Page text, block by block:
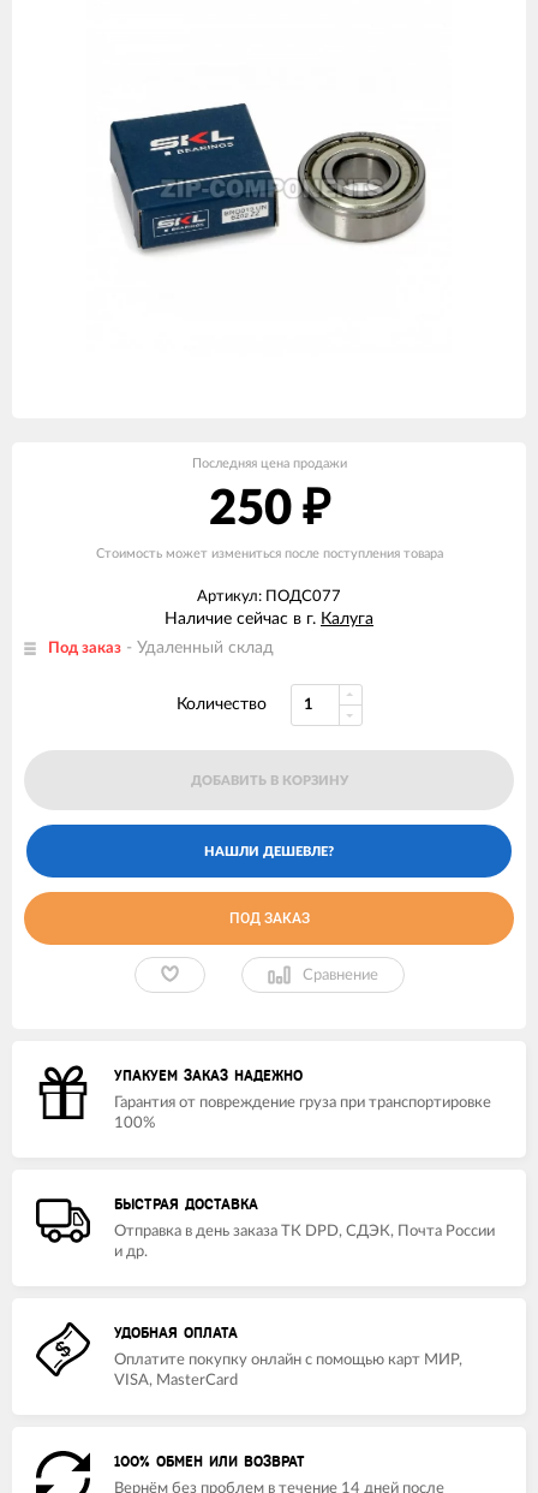
Последняя цена продажи
250 ₽
Стоимость может измениться после поступления товара
Артикул: ПОДС077
Наличие сейчас в г. Калуга
Под заказ - Удаленный склад
Количество
ДОБАВИТЬ В КОРЗИНУ
ПОД ЗАКАЗ
Сравнение
УПАКУЕМ ЗАКАЗ НАДЕЖНО
Гарантия от повреждение груза при транспортировке
100%
БЫСТРАЯ ДОСТАВКА
Отправка в день заказа ТК DPD, СДЭК, Почта России
и др.
УДОБНАЯ ОПЛАТА
Оплатите покупку онлайн с помощью карт МИР,
VISA, MasterCard
100% ОБМЕН ИЛИ ВОЗВРАТ
Вернём без проблем в течение 14 дней после